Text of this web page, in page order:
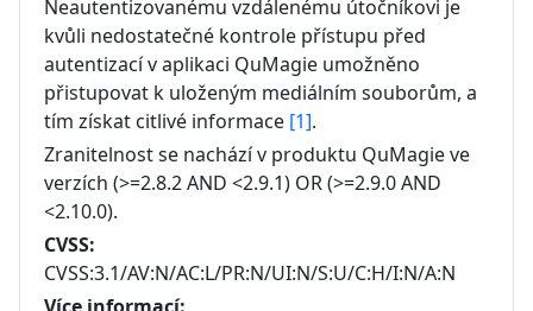
Neautentizovanému vzdálenému útočníkovi je
kvůli nedostatečné kontrole přístupu před
autentizací v aplikaci QuMagie umožněno
přistupovat k uloženým mediálním souborům, a
tím získat citlivé informace [1].
Zranitelnost se nachází v produktu QuMagieve
verzích (>=2.8.2 AND <2.9.1) OR (>=2.9.0 AND
<2.10.0).
CVSS:
CVSS:3.1/AV:N/AC:L/PR:N/UI:N/S:U/C:H/I:N/A:N